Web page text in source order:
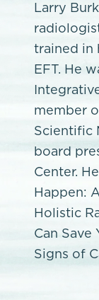
Larry
trained in
EFT. He
member
Scientific
board
Center.
Happen:
Holistic
Can Save
Signs of